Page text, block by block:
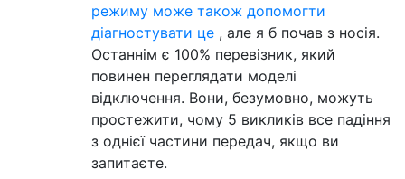
режиму може також допомогти
діагностувати це , але я б почав з носія.
Останнім є 100% перевізник, який
повинен переглядати моделі
відключення. Вони, безумовно, можуть
простежити, чому 5 викликів все падіння
з однієї частини передач, якщо ви
запитаєте.